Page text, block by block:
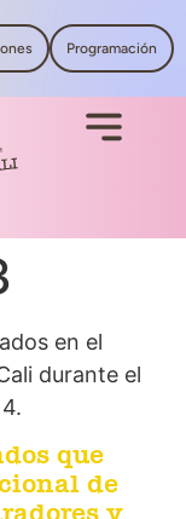
Programación
en el
durante el
que
de
y